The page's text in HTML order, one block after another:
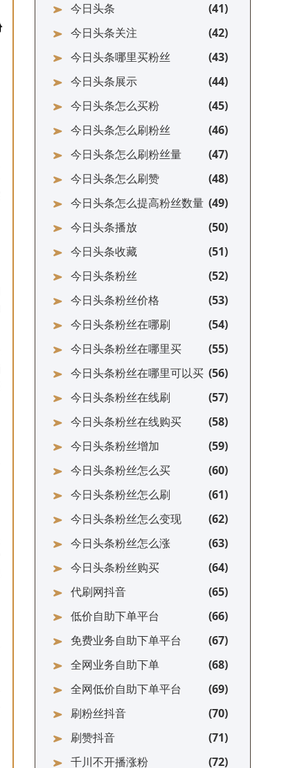
今日头条
今日头条关注
今日头条哪里买粉丝
今日头条展示
今日头条怎么买粉
今日头条怎么刷粉丝
今日头条怎么刷粉丝量
今日头条怎么刷赞
今日头条怎么提高粉丝数量
今日头条播放
今日头条收藏
今日头条粉丝
今日头条粉丝价格
今日头条粉丝在哪刷
今日头条粉丝在哪里买
今日头条粉丝在哪里可以买
今日头条粉丝在线刷
今日头条粉丝在线购买
今日头条粉丝增加
今日头条粉丝怎么买
今日头条粉丝怎么刷
今日头条粉丝怎么变现
今日头条粉丝怎么涨
今日头条粉丝购买
代刷网抖音
低价自助下单平台
免费业务自助下单平台
全网业务自助下单
全网低价自助下单平台
刷粉丝抖音
刷赞抖音
千川不开播涨粉